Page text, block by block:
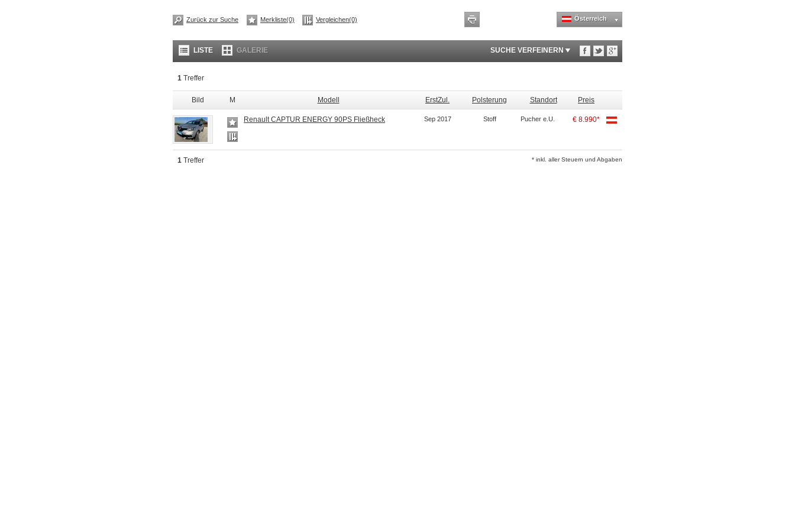
Österreich
Merkliste(0) Vergleichen(0)
LISTE GALERIE SUCHE VERFEINERN
1 Treffer
Bild M Modell ErstZul. Polsterung Standort Preis
Renault CAPTUR ENERGY 90PS Fließheck Sep 2017 Stoff Pucher e.U. € 8.990*
* inkl. aller Steuern und Abgaben
1 Treffer
Zurück zur Suche